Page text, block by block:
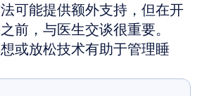
可能提供额外支持，但在开
前，与医生交谈很重要。
或放松技术有助于管理睡